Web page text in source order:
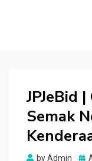
JPJeBid
Semak
byAdmin